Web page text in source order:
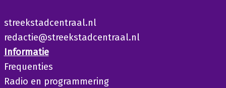
streekstadcentraal.nl
redactie@streekstadcentraal.nl
Informatie
Frequenties
Radio en programmering